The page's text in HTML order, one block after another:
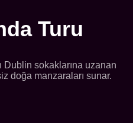
Turu
sokaklarına uzanan
doğa manzaraları sunar.